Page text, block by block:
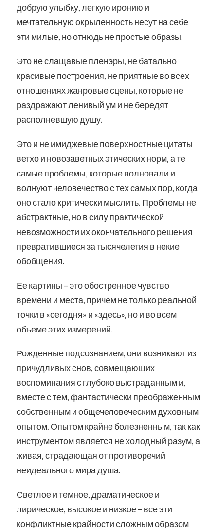
добрую улыбку, легкую иронию и
мечтательную окрыленность несут на себе
эти милые, но отнюдь не простые образы.
Это не слащавые пленэры, не батально
красивые построения, не приятные во всех
отношениях жанровые сцены, которые не
раздражают ленивый ум и не бередят
располневшую душу.
Это и не имиджевые поверхностные цитаты
ветхо и новозаветных этических норм, а те
самые проблемы, которые волновали и
волнуют человечество с тех самых пор, когда
оно стало критически мыслить. Проблемы не
абстрактные, но в силу практической
невозможности их окончательного решения
превратившиеся за тысячелетия в некие
обобщения.
Ее картины – это обостренное чувство
времени и места, причем не только реальной
точки в «сегодня» и «здесь», но и во всем
объеме этих измерений.
Рожденные подсознанием, они возникают из
причудливых снов, совмещающих
воспоминания с глубоко выстраданным и,
вместе с тем, фантастически преображенным
собственным и общечеловеческим духовным
опытом. Опытом крайне болезненным, так как
инструментом является не холодный разум, а
живая, страдающая от противоречий
неидеального мира душа.
Светлое и темное, драматическое и
лирическое, высокое и низкое – все эти
конфликтные крайности сложным образом